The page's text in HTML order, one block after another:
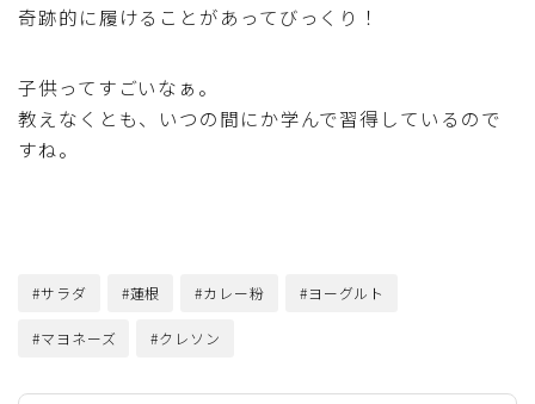
奇跡的に履けることがあってびっくり！
子供ってすごいなぁ。
教えなくとも、いつの間にか学んで習得しているので
すね。
#サラダ #蓮根 #カレー粉 #ヨーグルト
#マヨネーズ #クレソン